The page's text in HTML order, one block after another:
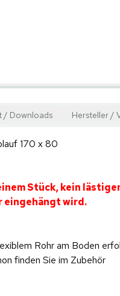
/ Downloads Hersteller /
170 x 80
Stück, kein
eingehängt wird.
Rohr am Boden
finden Sie im Zubehör